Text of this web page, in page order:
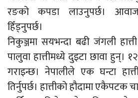
रङको कपडा लाउनुपर्छ।
हिँड्नुपर्छ।
निकुञ्जमा सयभन्दा बढी जंगली
पालुवा हात्तीमध्ये दुइटा छावा हुन्।
गराइन्छ। नेपालीले एक घन्टा
तिर्नुपर्छ। हात्तीको हौदामा एकैपटक